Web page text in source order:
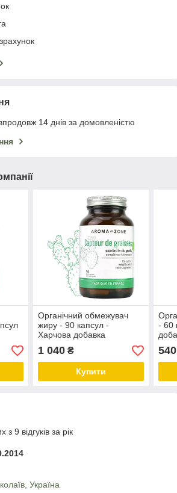
14 днів за домовленістю
Органічний обмежувач
жиру - 90 капсул -
Харчова добавка
1 040₴
Купити
- 60
540
9 відгуків за рік
Україна